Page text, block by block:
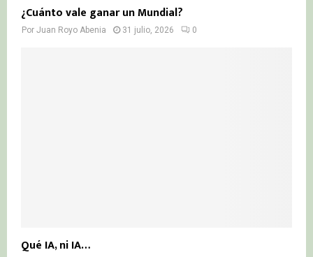
¿Cuánto vale ganar un Mundial?
Por Juan Royo Abenia 31 julio, 2026 0
Qué IA, ni IA…